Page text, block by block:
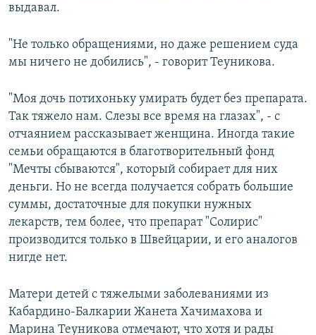
выдавал.
"Не только обращениями, но даже решением суда
мы ничего не добились", - говорит Теуникова.
"Моя дочь потихоньку умирать будет без препарата.
Так тяжело нам. Слезы все время на глазах", - с
отчаянием рассказывает женщина. Иногда такие
семьи обращаются в благотворительный фонд
"Мечты сбываются", который собирает для них
деньги. Но не всегда получается собрать большие
суммы, достаточные для покупки нужных
лекарств, тем более, что препарат "Солирис"
производится только в Швейцарии, и его аналогов
нигде нет.
Матери детей с тяжелыми заболеваниями из
Кабардино-Балкарии Жанета Хачимахова и
Марина Теуникова отмечают, что хотя и рады